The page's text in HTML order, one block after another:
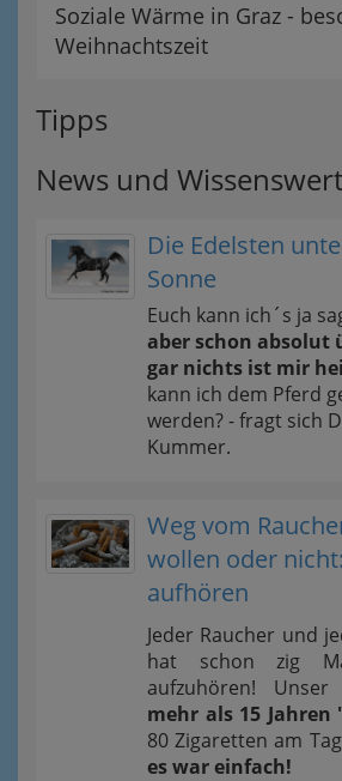
Soziale Wärme in Graz -
Weihnachtszeit
Tipps
News und
Die Edelsten
Sonne
Euch kann ich´s ja
aber schon absolut
gar nichts ist mir
kann ich dem Pferd
werden? - fragt sich
Kummer.
Weg vom
wollen oder
aufhören
Jeder Raucher und
hat schon zig
aufzuhören!
mehr als 15 Jahren
80 Zigaretten am
es war einfach!